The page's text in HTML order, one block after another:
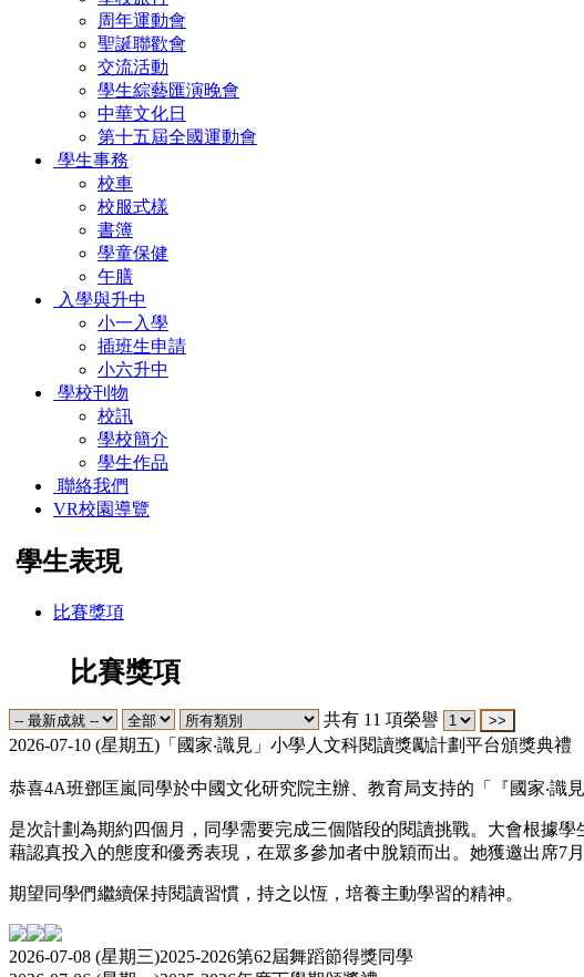
周年運動會
聖誕聯歡會
交流活動
學生綜藝匯演晚會
中華文化日
第十五屆全國運動會
學生事務
校車
校服式樣
書簿
學童保健
午膳
入學與升中
小一入學
插班生申請
小六升中
學校刊物
校訊
學校簡介
學生作品
聯絡我們
VR校園導覽
學生表現
比賽獎項
比賽獎項
共有 11 項榮譽
2026-07-10 (星期五) 「國家‧識見」小學人文科閱讀獎勵計劃平台頒獎典禮
恭喜4A班鄧匡嵐同學於中國文化研究院主辦、教育局支持的「『國家‧識
是次計劃為期約四個月，同學需要完成三個階段的閱讀挑戰。大會根據
藉認真投入的態度和優秀表現，在眾多參加者中脫穎而出。她獲邀出席7
期望同學們繼續保持閱讀習慣，持之以恆，培養主動學習的精神。
2026-07-08 (星期三)2025-2026第62屆舞蹈節得獎同學